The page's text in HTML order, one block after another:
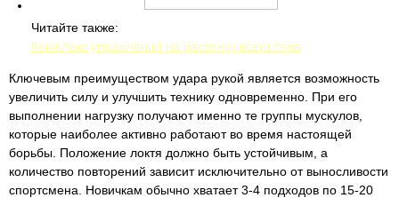
Читайте также:
Комплекс упражнений на растяжку всего тела
Ключевым преимуществом удара рукой является возможность
увеличить силу и улучшить технику одновременно. При его
выполнении нагрузку получают именно те группы мускулов,
которые наиболее активно работают во время настоящей
борьбы. Положение локтя должно быть устойчивым, а
количество повторений зависит исключительно от выносливости
спортсмена. Новичкам обычно хватает 3-4 подходов по 15-20